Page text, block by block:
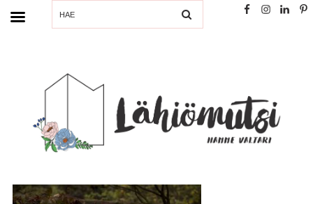
SEARCH